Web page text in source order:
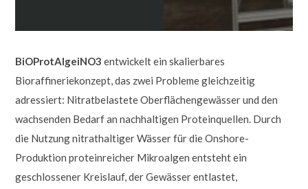
Cosmeceuticals
@pureraw.de
&
Knufmann
BiOProtAlgeiNO3 entwickelt ein skalierbares
Bioraffineriekonzept, das zwei Probleme gleichzeitig
adressiert: Nitratbelastete Oberflächengewässer und den
wachsenden Bedarf an nachhaltigen Proteinquellen. Durch
die Nutzung nitrathaltiger Wässer für die Onshore-
Produktion proteinreicher Mikroalgen entsteht ein
geschlossener Kreislauf, der Gewässer entlastet,